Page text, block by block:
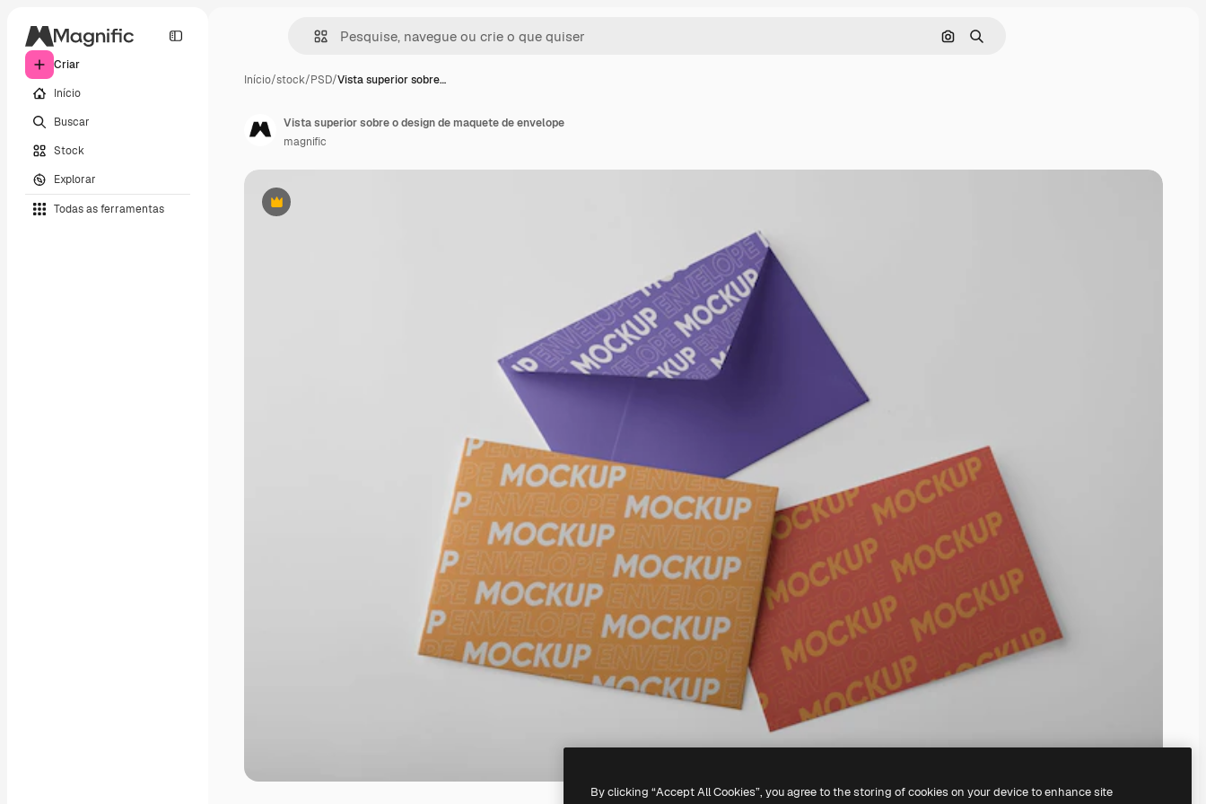
Criar
Início
Buscar
Stock
Explorar
Todas as ferramentas
Pesquisar por imagem
Buscar
Início/stock/PSD/Vista superior sobre…
Premium
Vista superior sobre o design de maquete de envelope
magnific
By clicking “Accept All Cookies”, you agree to the storing of cookies on your device to enhance site